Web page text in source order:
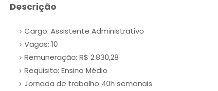
Descrição
Cargo: Assistente Administrativo
Vagas: 10
Remuneração: R$ 2.830,28
Requisito: Ensino Médio
Jornada de trabalho 40h semanais